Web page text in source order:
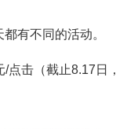
有不同的活动。
击（截止8.17日